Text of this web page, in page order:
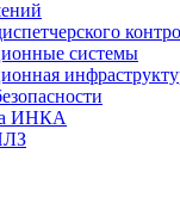
системы
ИНКА